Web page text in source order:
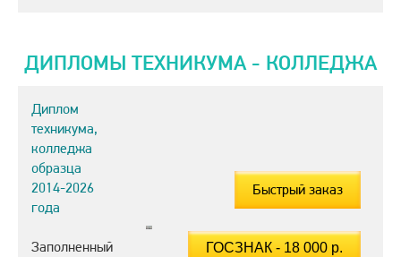
ДИПЛОМЫ ТЕХНИКУМА - КОЛЛЕДЖА
Диплом
техникума,
колледжа
образца
2014-2026
года
Заполненный
Быстрый заказ